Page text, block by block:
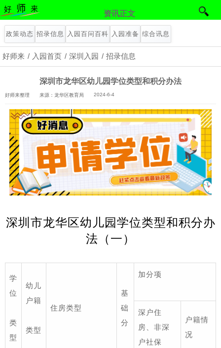
资讯正文
政策动态 招录信息 入园百问百科 入园准备 综合讯息
好师来 入园首页 深圳入园 招录信息
深圳市龙华区幼儿园学位类型和积分办法
好师来整理 来源：龙华区教育局 2024-6-4
深圳市龙华区幼儿园学位类型和积分办
法（一）
学
位
类
型
幼儿
户籍
类型
住房类型
基
础
分
加分项
深户住
房、非深
户社保
户籍情
况